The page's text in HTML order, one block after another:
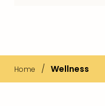
Home / Wellness